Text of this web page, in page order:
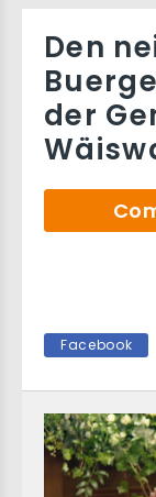
Den
der
Facebook